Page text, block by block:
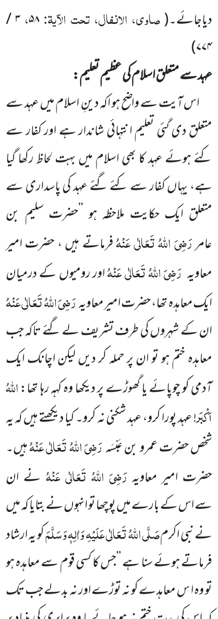
دیاجائے۔(صاوی، الانفال، تحت الآیۃ:۵۸،۳/
۷۷۴)
عہد سے متعلق اسلام کی عظیم تعلیم:
اس آیت سے واضح ہو اکہ دینِ اسلام میں عہد سے
متعلق دی گئی تعلیم انتہائی شاندار ہے اور کفار سے
کئے ہوئےعہد کا بھی اسلام میں بہت لحاظ رکھا گیا
ہے، یہاں کفار سے کئے گئے عہد کی پاسداری سے
متعلق ایک حکایت ملاحظہ ہو ’’حضرت سلیم بن
عامررَضِیَ اللہُ تَعَالٰی عَنْہُفرماتے ہیں ، حضرت امیر
معاویہ رَضِیَ اللہُ تَعَالٰی عَنْہُاور رومیوں کے درمیان
ایکمعاہدہ تھا، حضرت امیر معاویہرَضِیَ اللہُ تَعَالٰی عَنْہُ
ان کے شہروں کی طرف تشریف لے گئے تاکہ جب
معاہدہ ختم ہو تو ان پر حملہ کر دیں لیکن اچانک ایک
آدمی کو چوپائے یا گھوڑے پر دیکھا وہ کہہ رہا تھا:اللہُ
اَکْبَر! عہد پورا کرو، عہد شکنی نہ کرو۔ کیا دیکھتے ہیں کہ یہ
شخص حضرت عمرو بن عَبْسَہرَضِیَ اللہُ تَعَالٰی عَنْہُہیں۔
حضرت امیر معاویہرَضِیَ اللہُ تَعَالٰی عَنْہُ نے ان
سےاس کےبارے میں پوچھا تو انہوں نے بتایا کہ میں
نے نبی اکرمصَلَّی اللہُ تَعَالٰی عَلَیْہِ وَاٰلِہٖ وَسَلَّمَکو یہ ارشاد
فرماتے ہوئے سنا ہے ’’جس کا کسی قوم سے معاہدہ ہو
تو وہ ا س معاہدے کو نہ توڑے اور نہ بدلے جب تک